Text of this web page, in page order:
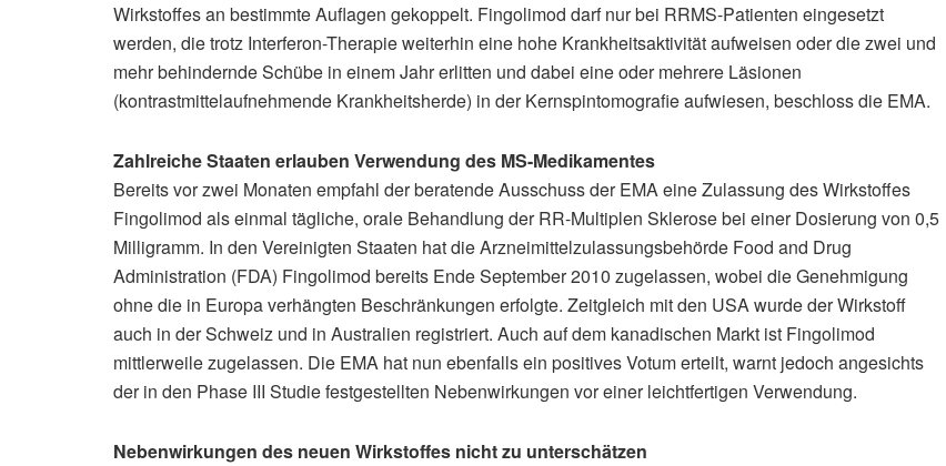
Wirkstoffes an bestimmte Auflagen gekoppelt. Fingolimod darf nur bei RRMS-Patienten eingesetzt
werden, die trotz Interferon-Therapie weiterhin eine hohe Krankheitsaktivität aufweisen oder die zwei und
mehr behindernde Schübe in einem Jahr erlitten und dabei eine oder mehrere Läsionen
(kontrastmittelaufnehmende Krankheitsherde) in der Kernspintomografie aufwiesen, beschloss die EMA.
Zahlreiche Staaten erlauben Verwendung des MS-Medikamentes
Bereits vor zwei Monaten empfahl der beratende Ausschuss der EMA eine Zulassung des Wirkstoffes
Fingolimod als einmal tägliche, orale Behandlung der RR-Multiplen Sklerose bei einer Dosierung von 0,5
Milligramm. In den Vereinigten Staaten hat die Arzneimittelzulassungsbehörde Food and Drug
Administration (FDA) Fingolimod bereits Ende September 2010 zugelassen, wobei die Genehmigung
ohne die in Europa verhängten Beschränkungen erfolgte. Zeitgleich mit den USA wurde der Wirkstoff
auch in der Schweiz und in Australien registriert. Auch auf dem kanadischen Markt ist Fingolimod
mittlerweile zugelassen. Die EMA hat nun ebenfalls ein positives Votum erteilt, warnt jedoch angesichts
der in den Phase III Studie festgestellten Nebenwirkungen vor einer leichtfertigen Verwendung.
Nebenwirkungen des neuen Wirkstoffes nicht zu unterschätzen